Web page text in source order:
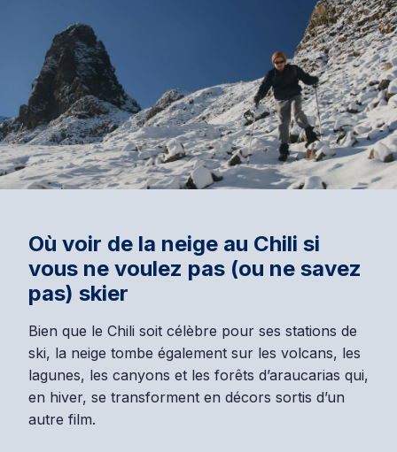
Où voir de la neige au Chili si
vous ne voulez pas (ou ne savez
pas) skier
Bien que le Chili soit célèbre pour ses stations de
ski, la neige tombe également sur les volcans, les
lagunes, les canyons et les forêts d’araucarias qui,
en hiver, se transforment en décors sortis d’un
autre film.